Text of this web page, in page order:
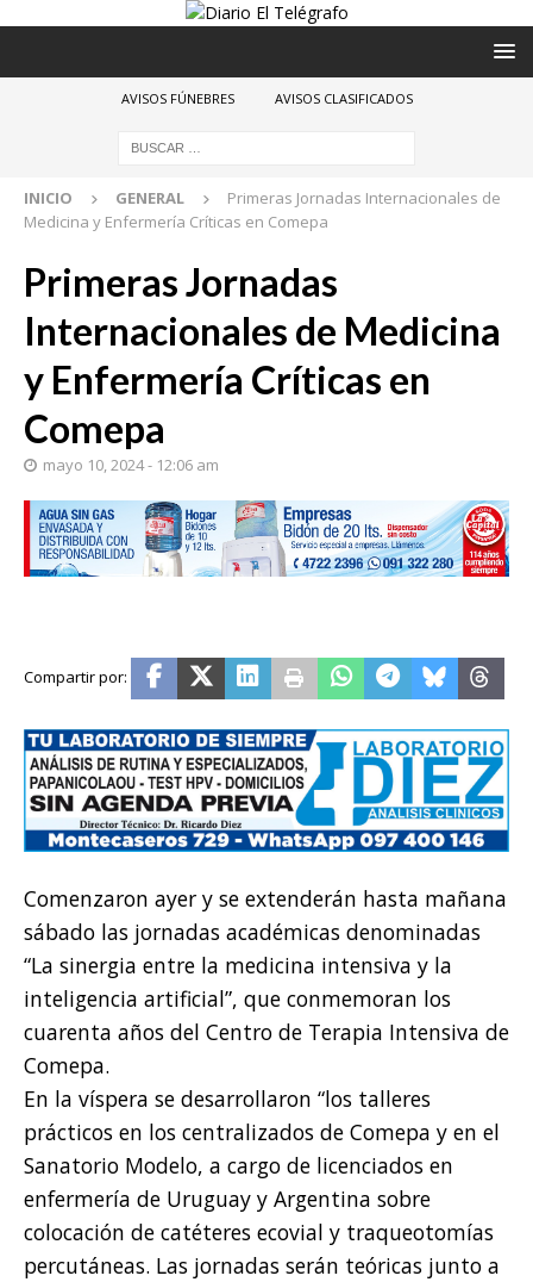
AVISOS FÚNEBRES AVISOS CLASIFICADOS
INICIO GENERAL
Primeras Jornadas Internacionales de
Medicina y Enfermería Críticas en Comepa
Primeras Jornadas
Internacionales de Medicina
y Enfermería Críticas en
Comepa
mayo 10, 2024 - 12:06 am
Comenzaron ayer y se extenderán hasta mañana
sábado las jornadas académicas denominadas
“La sinergia entre la medicina intensiva y la
inteligencia artificial”, que conmemoran los
cuarenta años del Centro de Terapia Intensiva de
Comepa.
En la víspera se desarrollaron “los talleres
prácticos en los centralizados de Comepa y en el
Sanatorio Modelo, a cargo de licenciados en
enfermería de Uruguay y Argentina sobre
colocación de catéteres ecovial y traqueotomías
percutáneas. Las jornadas serán teóricas junto a